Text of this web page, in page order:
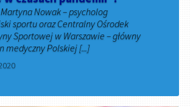
Nowak – psycholog
sportu oraz Centralny Ośrodek
Sportowej w Warszawie – główny
medyczny Polskiej [...]